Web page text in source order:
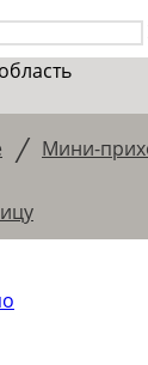
/ Мини-